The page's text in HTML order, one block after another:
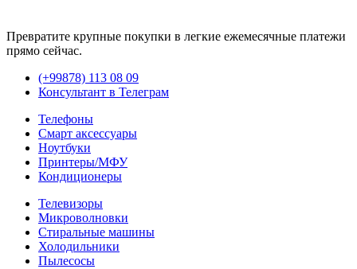
Превратите крупные покупки в легкие ежемесячные платежи
прямо сейчас.
(+99878) 113 08 09
Консультант в Телеграм
Телефоны
Смарт аксессуары
Ноутбуки
Принтеры/МФУ
Кондиционеры
Телевизоры
Микроволновки
Стиральные машины
Холодильники
Пылесосы